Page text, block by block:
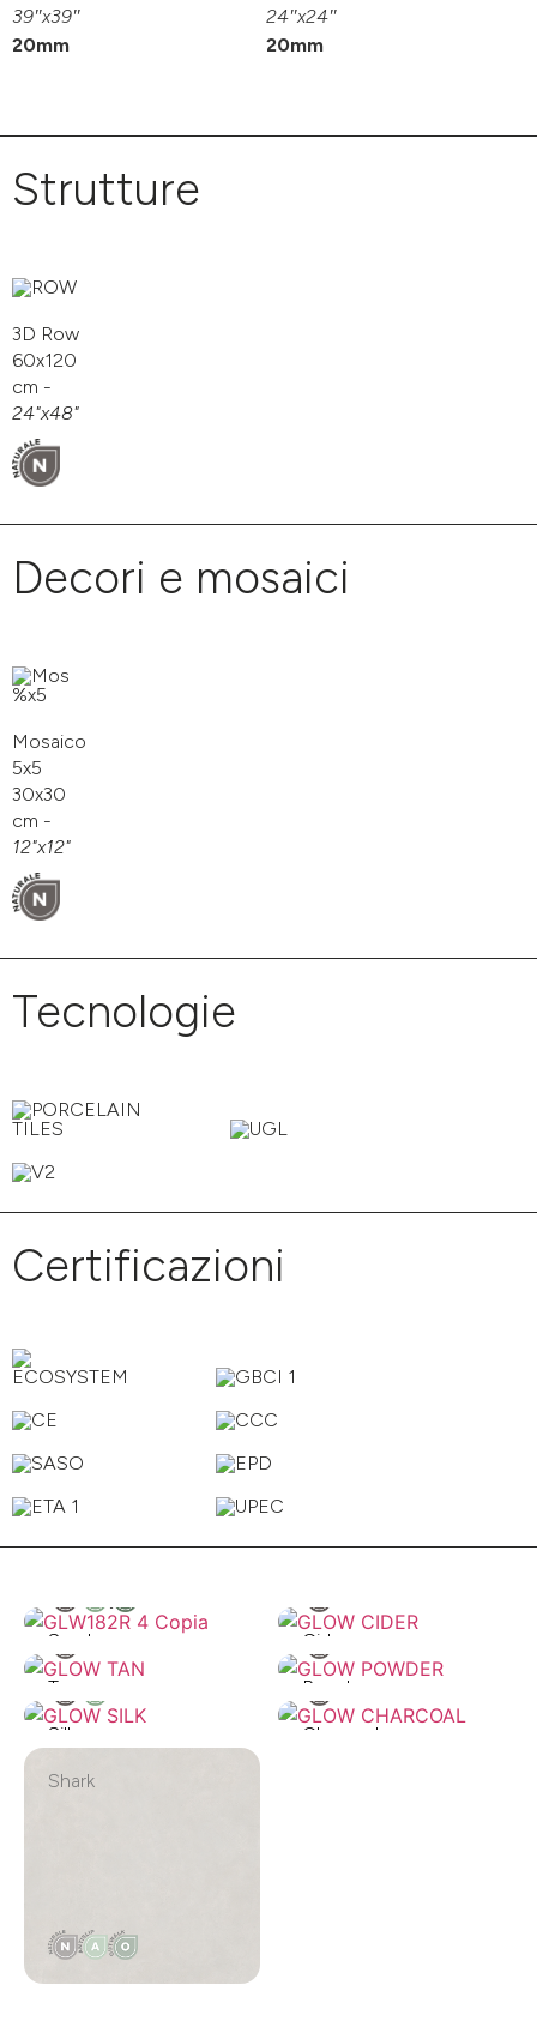
39″x39″
20mm
24″x24″
20mm
Strutture
3D Row
60x120
cm -
24"x48"
Decori e mosaici
Mosaico
5x5
30x30
cm -
12"x12"
Tecnologie
Certificazioni
Smoke Cider
Tan Powder
Silk Charcoal
Shark